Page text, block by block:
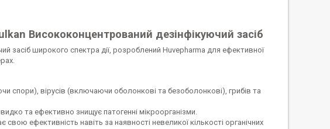
Висококонцентрований дезінфікуючий засіб
засіб широкого спектра дії, розроблений Huvepharma для ефективної
спори), вірусів (включаючи оболонкові та безоболонкові), грибів та
та ефективно знищує патогенні мікроорганізми.
свою ефективність навіть за наявності невеликої кількості органічних